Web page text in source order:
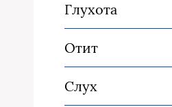
Глухота
Отит
Слух